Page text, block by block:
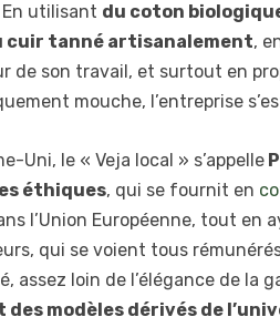
utilisant du coton
cuir tanné artisanalement,
de son travail, et surtout en
mouche, l’entreprise
Uni, le « Veja local » s’appelle
éthiques, qui se fournit en
l’Union Européenne, tout en
qui se voient tous
assez loin de l’élégance de la
des modèles dérivés de